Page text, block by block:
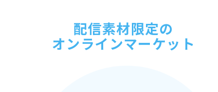
配信素材限定の
オンラインマーケット